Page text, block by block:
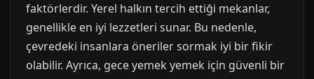
faktörlerdir. Yerel halkın tercih ettiği mekanlar,
genellikle en iyi lezzetleri sunar. Bu nedenle,
çevredeki insanlara öneriler sormak iyi bir fikir
olabilir. Ayrıca, gece yemek yemek için güvenli bir